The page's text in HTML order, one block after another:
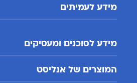
מידע לעמיתים
מידע לסוכנים ומעסיקים
המוצרים של אנליסט